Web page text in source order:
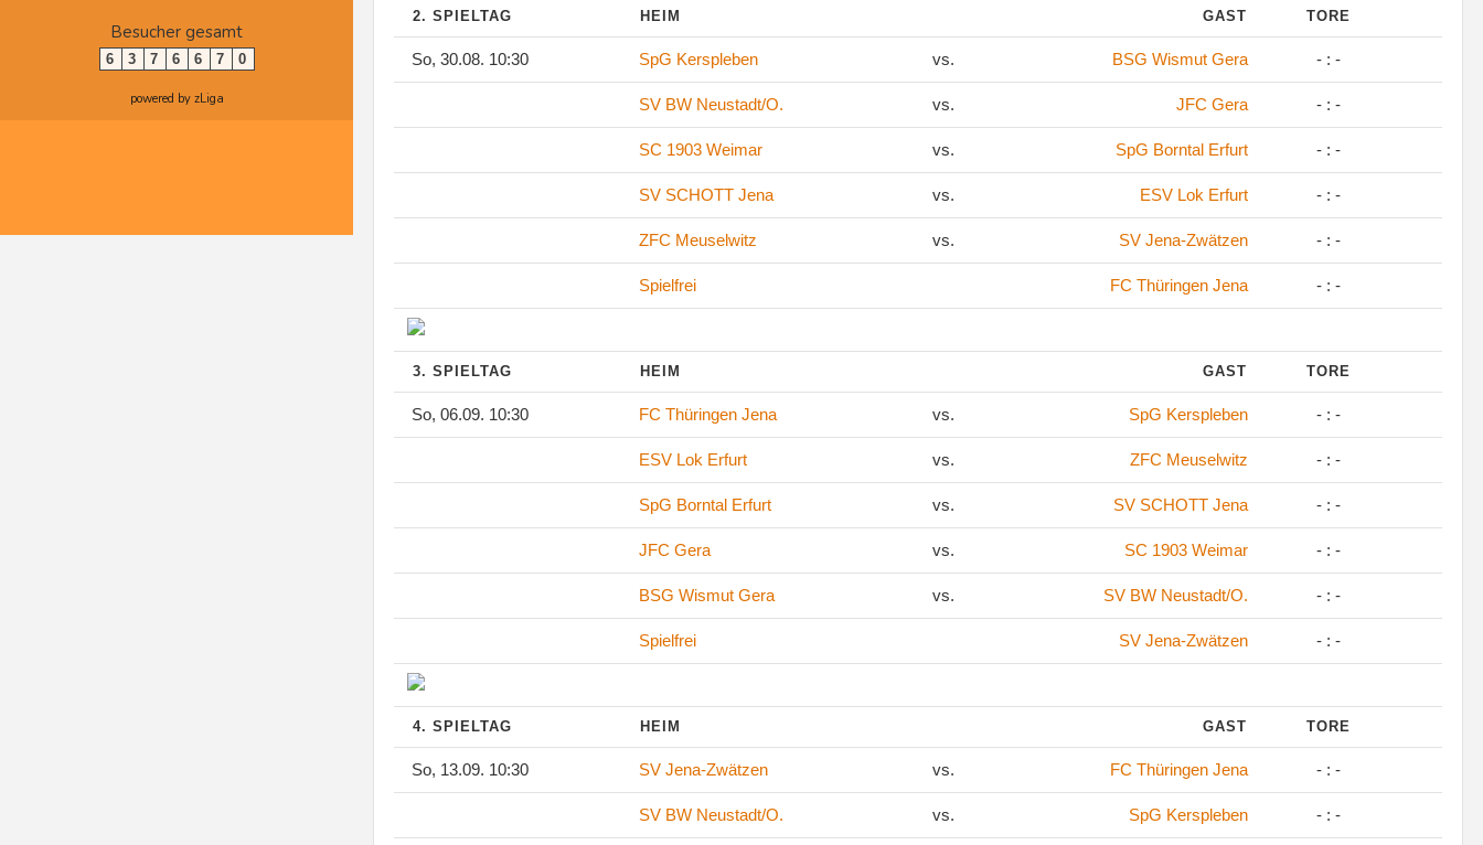
Besucher gesamt
6 3 7 6 6 7 0
powered by zLiga
2. SPIELTAG HEIM GAST TORE
So, 30.08. 10:30 SpG Kerspleben vs. BSG Wismut Gera - : -
SV BW Neustadt/O. vs. JFC Gera - : -
SC 1903 Weimar vs. SpG Borntal Erfurt - : -
SV SCHOTT Jena vs. ESV Lok Erfurt - : -
ZFC Meuselwitz vs. SV Jena-Zwätzen - : -
Spielfrei FC Thüringen Jena - : -
3. SPIELTAG HEIM GAST TORE
So, 06.09. 10:30 FC Thüringen Jena vs. SpG Kerspleben - : -
ESV Lok Erfurt vs. ZFC Meuselwitz - : -
SpG Borntal Erfurt vs. SV SCHOTT Jena - : -
JFC Gera vs. SC 1903 Weimar - : -
BSG Wismut Gera vs. SV BW Neustadt/O. - : -
Spielfrei SV Jena-Zwätzen - : -
4. SPIELTAG HEIM GAST TORE
So, 13.09. 10:30 SV Jena-Zwätzen vs. FC Thüringen Jena - : -
SV BW Neustadt/O. vs. SpG Kerspleben - : -